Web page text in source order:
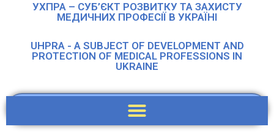
УХПРА – СУБ’ЄКТ РОЗВИТКУ ТА ЗАХИСТУ
МЕДИЧНИХ ПРОФЕСІЇ В УКРАЇНІ
UHPRA - A SUBJECT OF DEVELOPMENT AND
PROTECTION OF MEDICAL PROFESSIONS IN
UKRAINE